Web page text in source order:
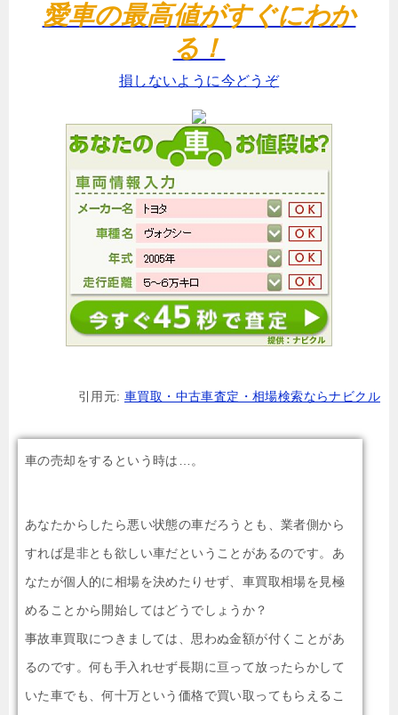
愛車の最高値がすぐにわか
る！
損しないように今どうぞ
引用元: 車買取・中古車査定・相場検索ならナビクル
車の売却をするという時は…。
あなたからしたら悪い状態の車だろうとも、業者側から
すれば是非とも欲しい車だということがあるのです。あ
なたが個人的に相場を決めたりせず、車買取相場を見極
めることから開始してはどうでしょうか？
事故車買取につきましては、思わぬ金額が付くことがあ
るのです。何も手入れせず長期に亘って放ったらかして
いた車でも、何十万という価格で買い取ってもらえるこ